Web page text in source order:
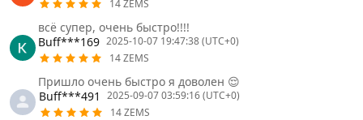
14 ZEMS
всё супер, очень быстро!!!!
Buff***169 2025-10-07 19:47:38 (UTC+0)
14 ZEMS
Пришло очень быстро я доволен 😌
Buff***491
2025-09-07 03:59:16 (UTC+0)
14 ZEMS